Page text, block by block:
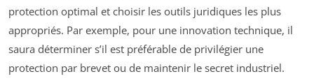
protection optimal et choisir les outils juridiques les plus
appropriés. Par exemple, pour une innovation technique, il
saura déterminer s’il est préférable de privilégier une
protection par brevet ou de maintenir le secret industriel.